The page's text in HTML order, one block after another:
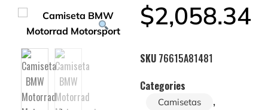
$2,058.34
SKU 76615A81481
Categories
Camisetas ,